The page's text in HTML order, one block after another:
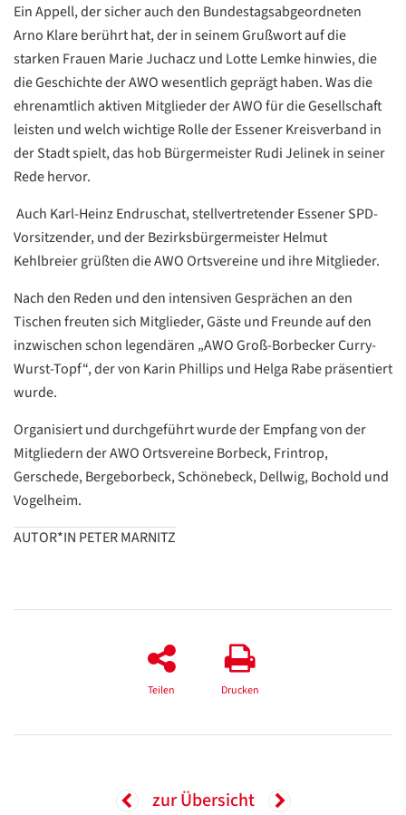
Ein Appell, der sicher auch den Bundestagsabgeordneten
Arno Klare berührt hat, der in seinem Grußwort auf die
starken Frauen Marie Juchacz und Lotte Lemke hinwies, die
die Geschichte der AWO wesentlich geprägt haben. Was die
ehrenamtlich aktiven Mitglieder der AWO für die Gesellschaft
leisten und welch wichtige Rolle der Essener Kreisverband in
der Stadt spielt, das hob Bürgermeister Rudi Jelinek in seiner
Rede hervor.
Auch Karl-Heinz Endruschat, stellvertretender Essener SPD-
Vorsitzender, und der Bezirksbürgermeister Helmut
Kehlbreier grüßten die AWO Ortsvereine und ihre Mitglieder.
Nach den Reden und den intensiven Gesprächen an den
Tischen freuten sich Mitglieder, Gäste und Freunde auf den
inzwischen schon legendären „AWO Groß-Borbecker Curry-
Wurst-Topf“, der von Karin Phillips und Helga Rabe präsentiert
wurde.
Organisiert und durchgeführt wurde der Empfang von der
Mitgliedern der AWO Ortsvereine Borbeck, Frintrop,
Gerschede, Bergeborbeck, Schönebeck, Dellwig, Bochold und
Vogelheim.
AUTOR*IN PETER MARNITZ
Teilen Drucken
zur Übersicht
Datenschutzerklärung
ZURÜCK
Datenschutzerklärung
Google
Datenschutzerklärung
/
Translate
ZURÜCK